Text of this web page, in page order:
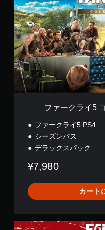
ー
ク
ラ
イ
5
ゴ
ー
ル
デ
ファークライ5
ファークライ5 PS4
シーズンパス
デラックスパック
¥7,980
カート
「